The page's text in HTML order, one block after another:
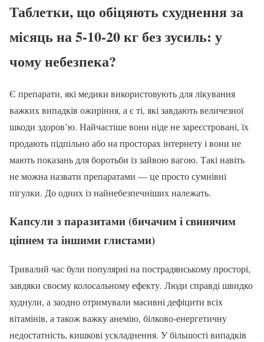
Таблетки, що обіцяють схуднення за
місяць на 5-10-20 кг без зусиль: у
чому небезпека?
Є препарати, які медики використовують для лікування
важких випадків ожиріння, а є ті, які завдають величезної
шкоди здоров’ю. Найчастіше вони ніде не зареєстровані, їх
продають підпільно або на просторах інтернету і вони не
мають показань для боротьби із зайвою вагою. Такі навіть
не можна назвати препаратами — це просто сумнівні
пігулки. До одних із найнебезпечніших належать.
Капсули з паразитами (бичачим і свинячим
ціпнем та іншими глистами)
Тривалий час були популярні на пострадянському просторі,
завдяки своєму колосальному ефекту. Люди справді швидко
худнули, а заодно отримували масивні дефіцити всіх
вітамінів, а також важку анемію, білково-енергетичну
недостатність, кишкові ускладнення. У більшості випадків